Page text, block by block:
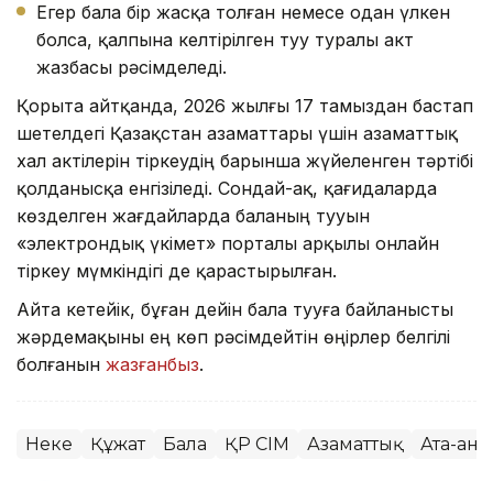
Егер бала бір жасқа толған немесе одан үлкен
болса, қалпына келтірілген туу туралы акт
жазбасы рәсімделеді.
Қорыта айтқанда, 2026 жылғы 17 тамыздан бастап
шетелдегі Қазақстан азаматтары үшін азаматтық
хал актілерін тіркеудің барынша жүйеленген тәртібі
қолданысқа енгізіледі. Сондай-ақ, қағидаларда
көзделген жағдайларда баланың тууын
«электрондық үкімет» порталы арқылы онлайн
тіркеу мүмкіндігі де қарастырылған.
Айта кетейік, бұған дейін бала тууға байланысты
жәрдемақыны ең көп рәсімдейтін өңірлер белгілі
болғанын жазғанбыз.
Неке Құжат Бала ҚР СІМ Азаматтық Ата-ана